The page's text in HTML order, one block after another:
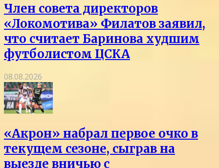
Член совета директоров
«Локомотива» Филатов заявил,
что считает Баринова худшим
футболистом ЦСКА
08.08.2026
«Акрон» набрал первое очко в
текущем сезоне, сыграв на
выезде вничью с